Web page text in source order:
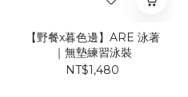
【野餐x暮色邊】ARE 泳著
｜無墊練習泳裝
NT$1,480